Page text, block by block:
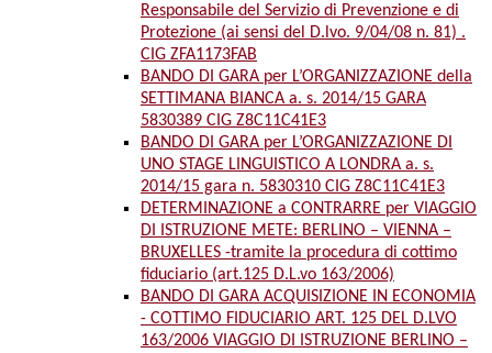
Responsabile del Servizio di Prevenzione e di
Protezione (ai sensi del D.lvo. 9/04/08 n. 81) .
CIG ZFA1173FAB
BANDO DI GARA per L’ORGANIZZAZIONE della
SETTIMANA BIANCA a. s. 2014/15 GARA
5830389 CIG Z8C11C41E3
BANDO DI GARA per L’ORGANIZZAZIONE DI
UNO STAGE LINGUISTICO A LONDRA a. s.
2014/15 gara n. 5830310 CIG Z8C11C41E3
DETERMINAZIONE a CONTRARRE per VIAGGIO
DI ISTRUZIONE METE: BERLINO – VIENNA –
BRUXELLES -tramite la procedura di cottimo
fiduciario (art.125 D.L.vo 163/2006)
BANDO DI GARA ACQUISIZIONE IN ECONOMIA
- COTTIMO FIDUCIARIO ART. 125 DEL D.LVO
163/2006 VIAGGIO DI ISTRUZIONE BERLINO –